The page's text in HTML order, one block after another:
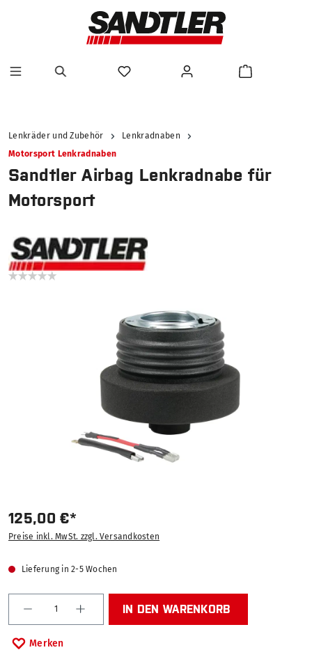
Lenkräder und Zubehör
Lenkradnaben
Motorsport Lenkradnaben
Sandtler Airbag Lenkradnabe für
Motorsport
Bildergalerie überspringen
125,00 €*
Preise inkl. MwSt. zzgl. Versandkosten
Lieferung in 2-5 Wochen
Produkt Anzahl: Gib den gewünschten Wert ein
IN DEN WARENKORB
Merken